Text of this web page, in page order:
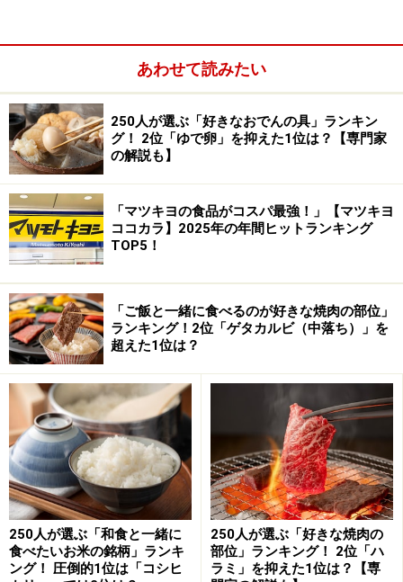
しかし今回、カネカ生分解性バイオポリマー Green
Planet（以下、PHBH）製のストローを取り入れること
を発表。2025年1月から沖縄県の店舗32店舗で実験的に
行われ、3月から全国の店舗へと拡大していく見込み
だ。
PHBHは植物油を摂取した微生物が生成するポリマーを
使用したプラスチック。このため自然界に存在する多く
の微生物により生分解され、最終的には二酸化炭素と水
になるとのこと。現在、スターバックスでもTO GO（持
ち帰り）用のフォーク、ナイフ、マドラースプーン、ヨ
ーグルト用スプーンに使用されている。
あわせて読みたい
250人が選ぶ「好きなおでんの具」ランキン
グ！ 2位「ゆで卵」を抑えた1位は？【専門家
の解説も】
「マツキヨの食品がコスパ最強！」【マツキヨ
ココカラ】2025年の年間ヒットランキング
TOP5！
「ご飯と一緒に食べるのが好きな焼肉の部位」
ランキング！2位「ゲタカルビ（中落ち）」を
超えた1位は？
250人が選ぶ「和食と一緒に
食べたいお米の銘柄」ランキ
ング！ 圧倒的1位は「コシヒ
250人が選ぶ「好きな焼肉の
部位」ランキング！ 2位「ハ
ラミ」を抑えた1位は？【専